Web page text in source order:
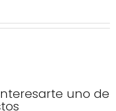
y mejora el flujo
uno de